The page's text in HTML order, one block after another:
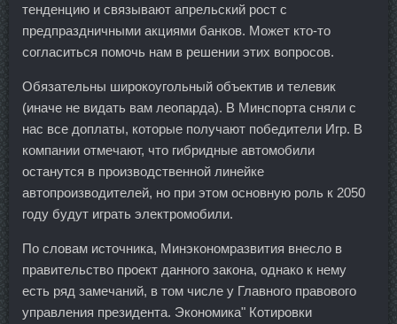
тенденцию и связывают апрельский рост с
предпраздничными акциями банков. Может кто-то
согласиться помочь нам в решении этих вопросов.
Обязательны широкоугольный объектив и телевик
(иначе не видать вам леопарда). В Минспорта сняли с
нас все доплаты, которые получают победители Игр. В
компании отмечают, что гибридные автомобили
останутся в производственной линейке
автопроизводителей, но при этом основную роль к 2050
году будут играть электромобили.
По словам источника, Минэкономразвития внесло в
правительство проект данного закона, однако к нему
есть ряд замечаний, в том числе у Главного правового
управления президента. Экономика" Котировки